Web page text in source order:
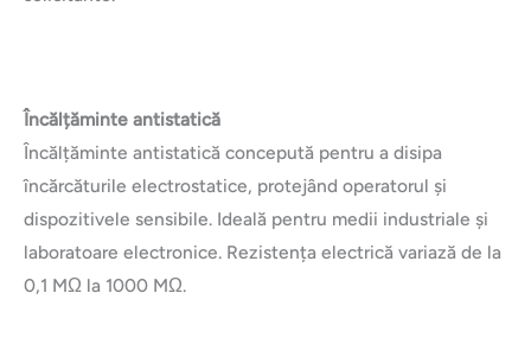
Încălțăminte antistatică
Încălțăminte antistatică concepută pentru a disipa
încărcăturile electrostatice, protejând operatorul și
dispozitivele sensibile. Ideală pentru medii industriale și
laboratoare electronice. Rezistența electrică variază de la
0,1 MΩ la 1000 MΩ.